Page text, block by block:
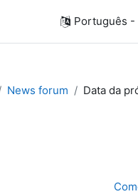
Português -
News forum Data da